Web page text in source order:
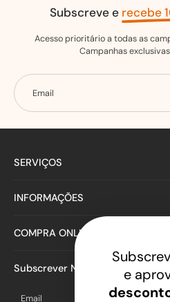
Subscreve e recebe
Acesso prioritário a todas as
Campanhas
Email
SERVIÇOS
INFORMAÇÕES
COMPRA ONLINE
Subscrever Newsletter
Email
e